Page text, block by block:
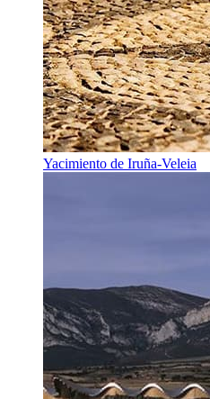
Yacimiento de Iruña-Veleia